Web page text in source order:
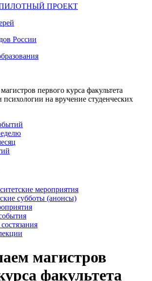
ПРОЕКТ
России
первого курса факультета
психологии на вручение студенческих
мероприятия
субботы (анонсы)
магистров
факультета